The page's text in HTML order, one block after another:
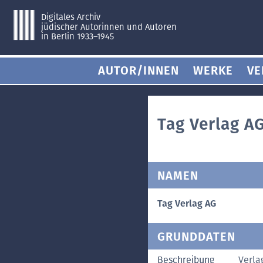
Digitales Archiv
jüdischer Autorinnen und Autoren
in Berlin 1933–1945
AUTOR/INNEN WERKE
Tag Verlag
NAMEN
Tag Verlag AG
GRUNDDATEN
Beschreibung